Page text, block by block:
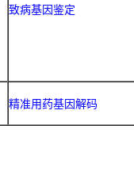
致病基因鉴定
精准用药基因解码